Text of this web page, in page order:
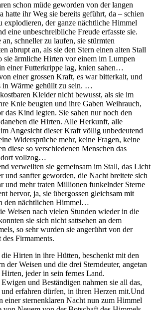
schon müde geworden von der langen
hatte ihr Weg sie bereits geführt, da – schien
explodieren, der ganze nächtliche Himmel
eine unbeschreibliche Freude erfasste sie.
schneller zu laufen, sie stürmten
abrupt an, als sie den Stern einen alten Stall
sie ärmliche Hirten vor einem im Lumpen
einer Futterkrippe lag, knien sahen…
einer grossen Kraft, es war bitterkalt, und
in Wärme gehüllt zu sein. …
Kleider nicht bewusst, als sie im
Knie beugten und ihre Gaben Weihrauch,
Kind legten. Sie sahen nur noch den
die Hirten. Alle Herkunft, alle
Angesicht dieser Kraft völlig unbedeutend
Widersprüche mehr, keine Fragen, keine
diese so verschiedenen Menschen das
dort vollzog…
verweilten sie gemeinsam im Stall, das Licht
und sanfter geworden, die Nacht breitete sich
und mehr traten Millionen funkelnder Sterne
hervor, ja, sie übergossen gleichsam mit
den nächtlichen Himmel…
Weisen nach vielen Stunden wieder in die
sie sich nicht sattsehen an dem
so sehr wurden sie angerührt von der
Firmaments.
Hirten in ihre Hütten, beschenkt mit den
der Weisen und die drei Sterndeuter, angetan
jeder in sein fernes Land.
und Beständigen nahmen sie all das,
und erfahren dürfen, in ihren Herzen mit.Und
einer sternenklaren Nacht nun zum Himmel